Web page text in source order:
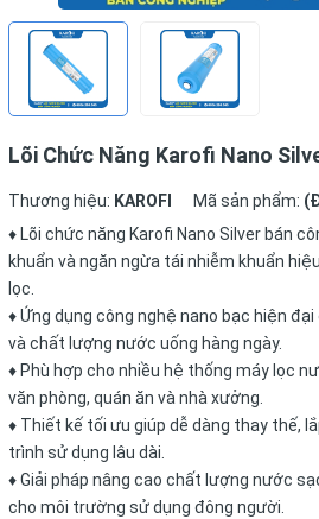
Lõi Chức Năng Karofi Nano
Thương hiệu: KAROFI Mã sản phẩm:
♦ Lõi chức năng Karofi Nano Silver bán
khuẩn và ngăn ngừa tái nhiễm khuẩn
lọc.
♦ Ứng dụng công nghệ nano bạc hiện
và chất lượng nước uống hàng ngày.
♦ Phù hợp cho nhiều hệ thống máy lọc
văn phòng, quán ăn và nhà xưởng.
♦ Thiết kế tối ưu giúp dễ dàng thay thế,
trình sử dụng lâu dài.
♦ Giải pháp nâng cao chất lượng nước
cho môi trường sử dụng đông người.